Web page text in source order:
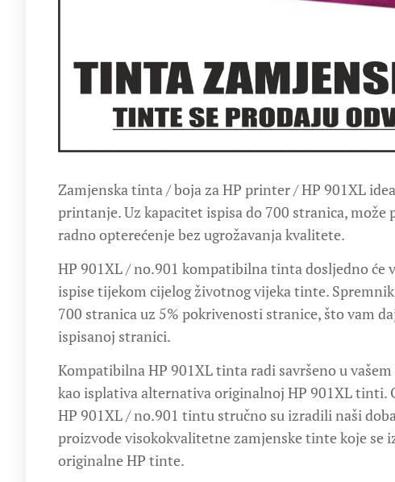
Zamjenska tinta / boja za HP printer / HP 901XL
printanje. Uz kapacitet ispisa do 700 stranica, može
radno opterećenje bez ugrožavanja kvalitete.
HP 901XL / no.901 kompatibilna tinta dosljedno će
ispise tijekom cijelog životnog vijeka tinte.
700 stranica uz 5% pokrivenosti stranice, što vam
ispisanoj stranici.
Kompatibilna HP 901XL tinta radi savršeno u
kao isplativa alternativa originalnoj HP 901XL tinti.
HP 901XL / no.901 tintu stručno su izradili naši
proizvode visokokvalitetne zamjenske tinte koje se
originalne HP tinte.